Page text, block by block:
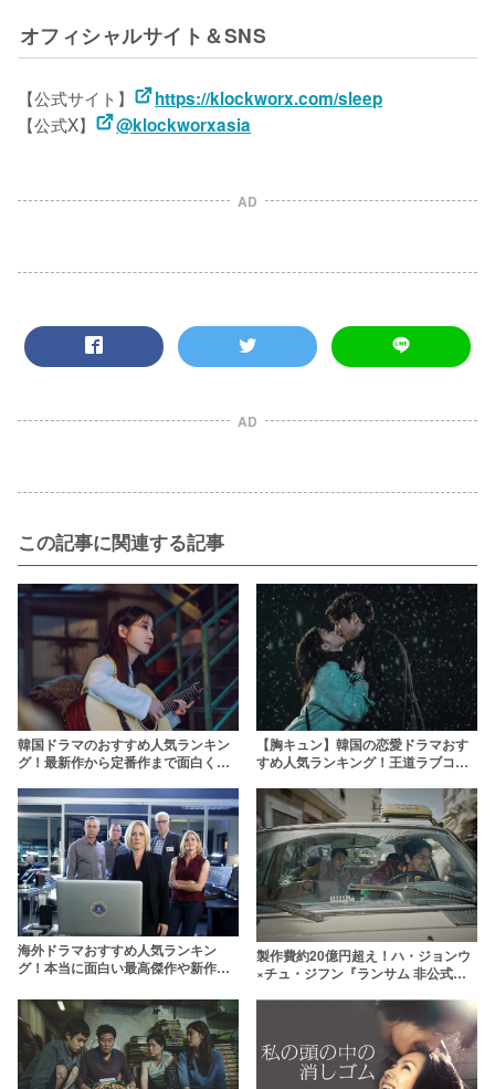
オフィシャルサイト＆SNS
【公式サイト】
https://klockworx.com/sleep
【公式X】
@klockworxasia
AD
AD
この記事に関連する記事
韓国ドラマのおすすめ人気ランキン
グ！最新作から定番作まで面白くて
【胸キュン】韓国の恋愛ドラマおす
すめ人気ランキング！王道ラブコメ
海外ドラマおすすめ人気ランキン
グ！本当に面白い最高傑作や新作を
製作費約20億円超え！ハ・ジョンウ
×チュ・ジフン『ランサム 非公式作